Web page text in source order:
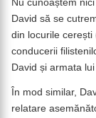
Nu cunoaștem
David să se
din locurile cerești
conducerii
David și armata
În mod similar,
relatare